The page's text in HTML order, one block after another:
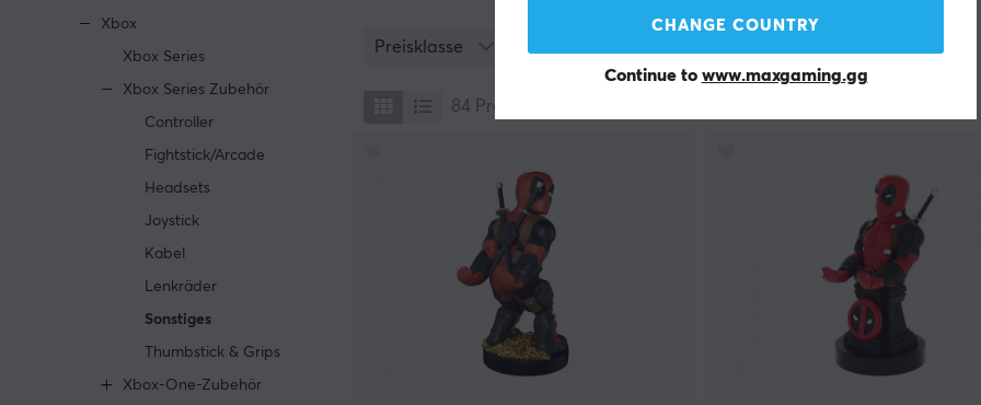
CHANGE COUNTRY
Continue to www.maxgaming.gg
Xbox
Xbox Series
Xbox Series Zubehör
Controller
Fightstick/Arcade
Headsets
Joystick
Kabel
Lenkräder
Sonstiges
Thumbstick & Grips
Xbox-One-Zubehör
Preisklasse
84 Produkte